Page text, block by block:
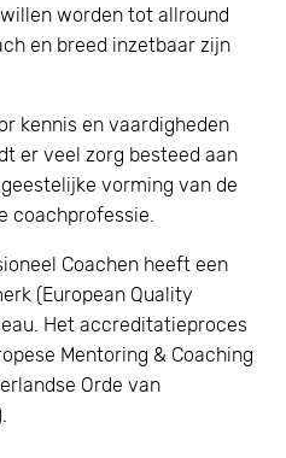
worden tot allround
en breed inzetbaar zijn
kennis en vaardigheden
er veel zorg besteed aan
vorming van de
coachprofessie.
Coachen heeft een
(European Quality
Het accreditatieproces
Mentoring & Coaching
Orde van